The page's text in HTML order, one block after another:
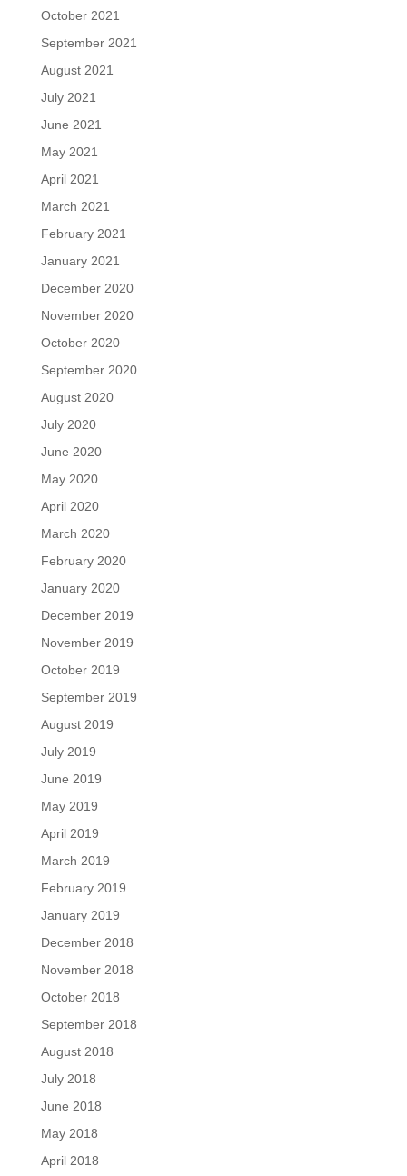
October 2021
September 2021
August 2021
July 2021
June 2021
May 2021
April 2021
March 2021
February 2021
January 2021
December 2020
November 2020
October 2020
September 2020
August 2020
July 2020
June 2020
May 2020
April 2020
March 2020
February 2020
January 2020
December 2019
November 2019
October 2019
September 2019
August 2019
July 2019
June 2019
May 2019
April 2019
March 2019
February 2019
January 2019
December 2018
November 2018
October 2018
September 2018
August 2018
July 2018
June 2018
May 2018
April 2018